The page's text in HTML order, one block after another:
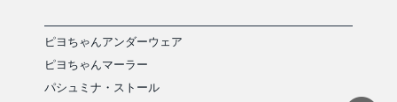
ピヨちゃんアンダーウェア
ピヨちゃんマーラー
パシュミナ・ストール